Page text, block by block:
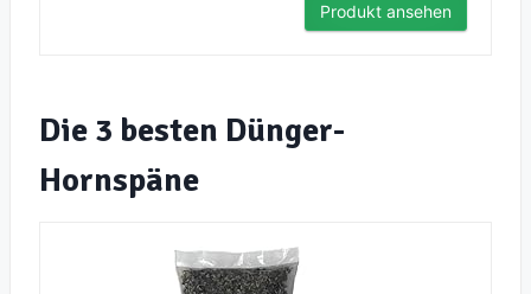
Produkt ansehen
Die 3 besten Dünger-
Hornspäne